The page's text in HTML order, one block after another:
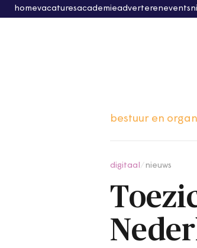
homevacaturesacademieadverterenevents
bestuur en
digitaal nieuws